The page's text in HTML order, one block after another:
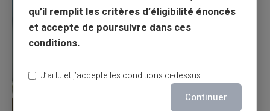
qu’il remplit les critères d’éligibilité énoncés
et accepte de poursuivre dans ces
conditions.
J’ai lu et j’accepte les conditions ci-dessus.
Continuer